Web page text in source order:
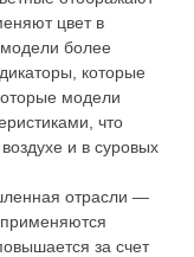
цвет в
более
которые
модели
что
и в суровых
отрасли —
за счет